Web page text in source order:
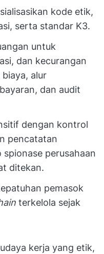
kode etik,
serta standar K3.
untuk
dan kecurangan
alur
dan audit
dengan kontrol
pencatatan
perusahaan
ditekan.
pemasok
terkelola sejak
kerja yang etik,